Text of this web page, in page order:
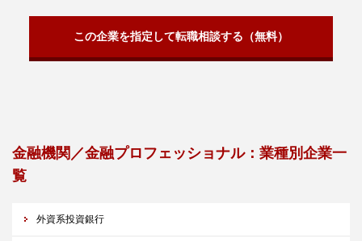
この企業を指定して転職相談する（無料）
金融機関／金融プロフェッショナル：業種別企業一
覧
外資系投資銀行